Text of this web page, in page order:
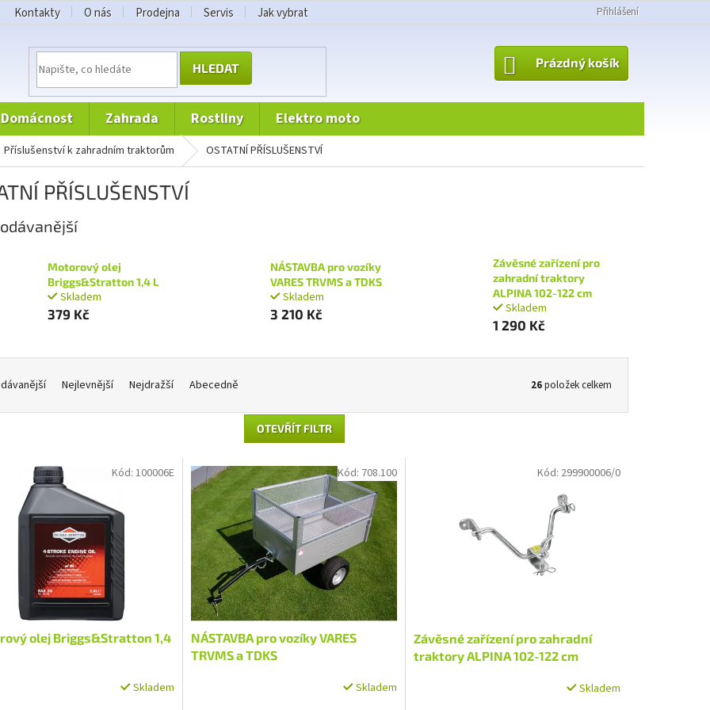
Kontakty O nás Prodejna Servis Jak vybrat Přihlášení
HLEDAT
NÁKUPNÍ
KOŠÍK
Prázdný košík
domácnost zahrada rostliny elektro moto
příslušenství k zahradním traktorům OSTATNÍ PŘÍSLUŠENSTVÍ
PŘÍSLUŠENSTVÍ
Motorový olej
Briggs&Stratton 1,4 L
Skladem
379 Kč
NÁSTAVBA pro vozíky
VARES TRVMS a TDKS
Skladem
3 210 Kč
Závěsné zařízení pro
zahradní traktory
ALPINA 102-122 cm
Skladem
1 290 Kč
Nejlevnější Nejdražší Abecedně 26položek celkem
OTEVŘÍT FILTR
olej Briggs&Stratton 1,4
Skladem
Kód: 100006E
NÁSTAVBA pro vozíky VARES
TRVMS a TDKS
Skladem
Kód: 708.100
Závěsné zařízení pro zahradní
traktory ALPINA 102-122 cm
Skladem
Kód: 299900006/0